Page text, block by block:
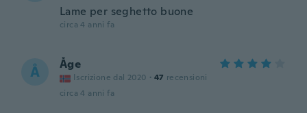
Lame per seghetto buone
circa 4 anni fa
Å Åge
Iscrizione dal 2020 · 47 recensioni
circa 4 anni fa